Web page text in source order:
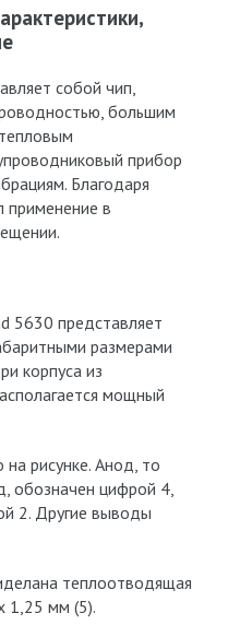
собой чип,
большим
прибор
Благодаря
применение в
5630 представляет
размерами
корпуса из
мощный
рисунке. Анод, то
обозначен цифрой 4,
2. Другие выводы
теплоотводящая
1,25 мм (5).